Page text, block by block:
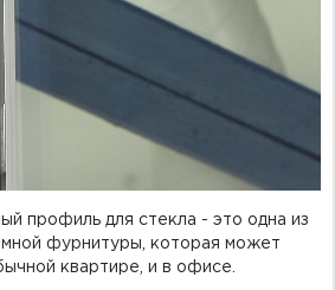
профиль для стекла - это одна из
фурнитуры, которая может
квартире, и в офисе.